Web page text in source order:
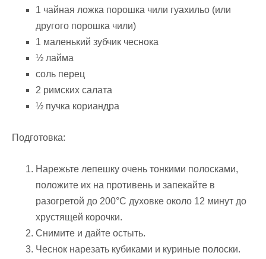
1 чайная ложка порошка чили гуахильо (или
другого порошка чили)
1 маленький зубчик чеснока
½ лайма
соль перец
2 римских салата
½ пучка кориандра
Подготовка:
Нарежьте лепешку очень тонкими полосками,
положите их на противень и запекайте в
разогретой до 200°С духовке около 12 минут до
хрустящей корочки.
Снимите и дайте остыть.
Чеснок нарезать кубиками и куриные полоски.